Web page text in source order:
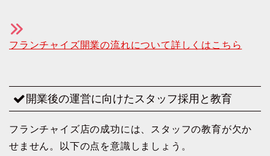
フランチャイズ開業の流れについて詳しくはこちら
開業後の運営に向けたスタッフ採用と教育
フランチャイズ店の成功には、スタッフの教育が欠か
せません。以下の点を意識しましょう。